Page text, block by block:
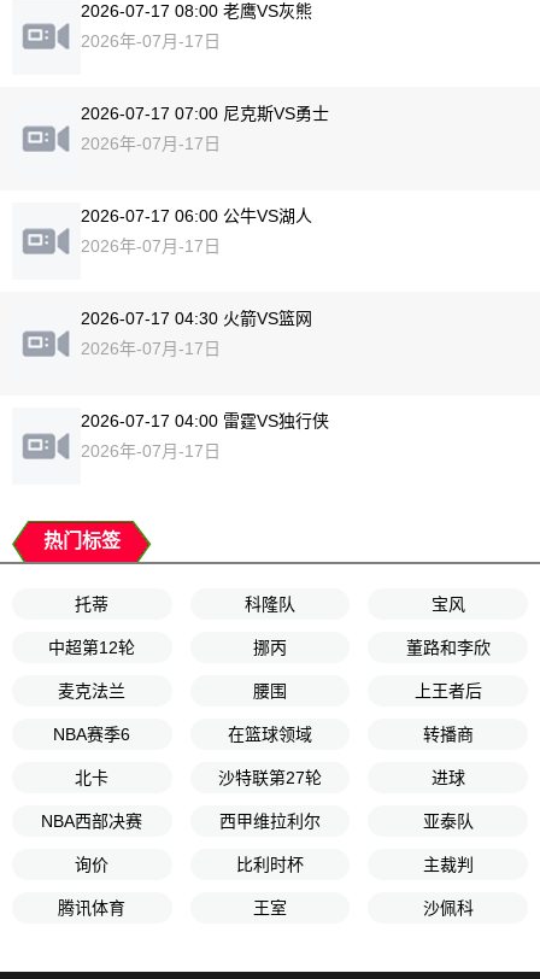
2026-07-17 08:00 老鹰VS灰熊
2026年-07月-17日
2026-07-17 07:00 尼克斯VS勇士
2026年-07月-17日
2026-07-17 06:00 公牛VS湖人
2026年-07月-17日
2026-07-17 04:30 火箭VS篮网
2026年-07月-17日
2026-07-17 04:00 雷霆VS独行侠
2026年-07月-17日
热门标签
托蒂 科隆队 宝风
中超第12轮 挪丙 董路和李欣
麦克法兰 腰围 上王者后
NBA赛季6 在篮球领域 转播商
北卡 沙特联第27轮 进球
NBA西部决赛 西甲维拉利尔 亚泰队
询价 比利时杯 主裁判
腾讯体育 王室 沙佩科